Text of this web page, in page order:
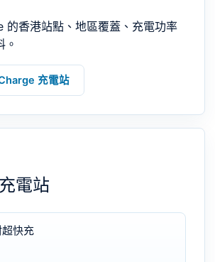
的香港站點、地區覆蓋、充電功率
。
充電站
電站
快充